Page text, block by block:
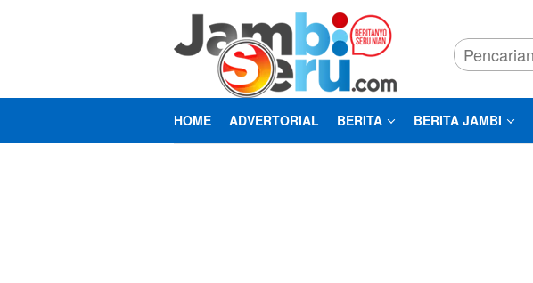
HOME ADVERTORIAL BERITA BERITA JAMBI